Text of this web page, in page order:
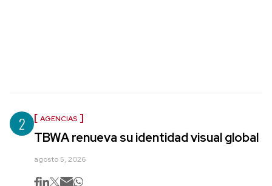
2 AGENCIAS
TBWA renueva su identidad visual global
agosto 5, 2026